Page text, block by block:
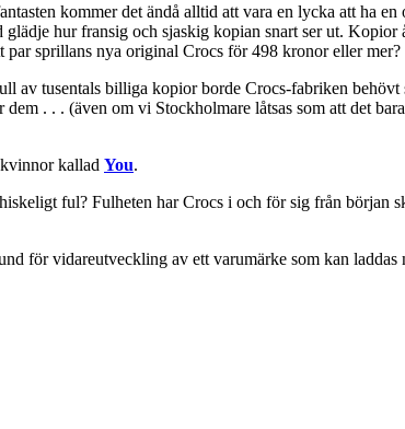
kommer det ändå alltid att vara en lycka att ha
hur fransig och sjaskig kopian snart ser ut.
sprillans nya original Crocs för 498 kronor eller mer?
av tusentals billiga kopior borde Crocs-fabriken behövt
. . . (även om vi Stockholmare låtsas som att det
kallad You.
ful? Fulheten har Crocs i och för sig från början
för vidareutveckling av ett varumärke som kan laddas